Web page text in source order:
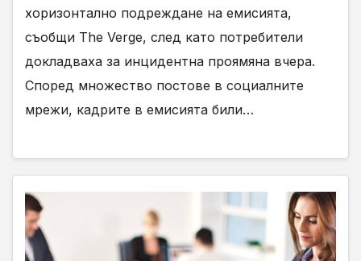
хоризонтално подреждане на емисията,
съобщи The Verge, след като потребители
докладваха за инцидентна проямяна вчера.
Според множество постове в социалните
мрежи, кадрите в емисията били…